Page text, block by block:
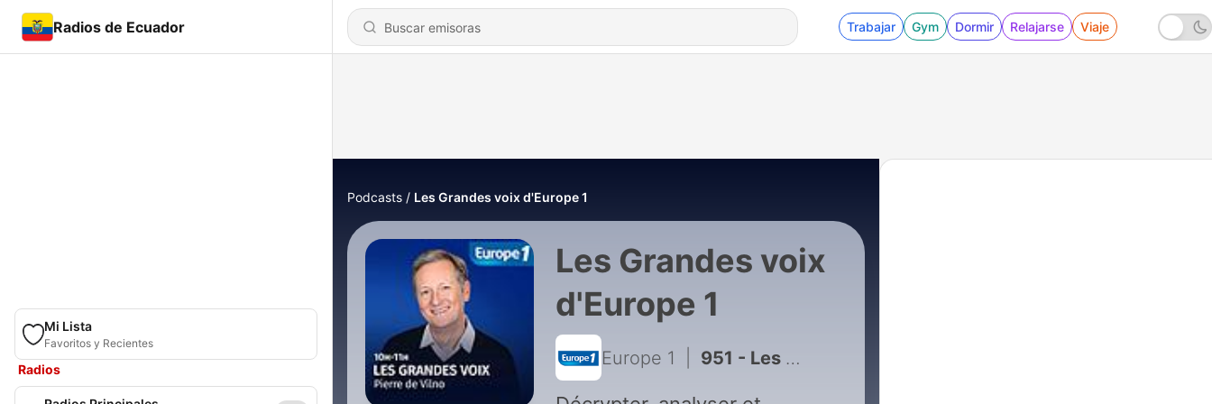
Radios de Ecuador Trabajar Gym Dormir Relajarse Viaje
Mi Lista
Favoritos y Recientes
Radios
Podcasts Les Grandes voix d'Europe 1
Les Grandes voix
d'Europe 1
Europe 1 951 - Les Grandes voix - 23/12/2023